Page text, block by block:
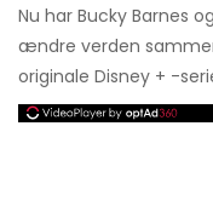
Nu har Bucky Barnes
ændre verden
originale Disney + -